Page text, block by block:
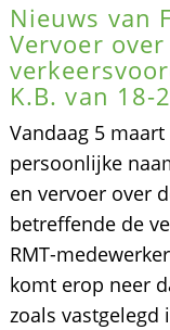
Nieuws van
Vervoer over
K.B. van 18-
Vandaag 5
persoonlijke
en vervoer over
betreffende de
RMT-
komt erop neer
zoals vastgelegd